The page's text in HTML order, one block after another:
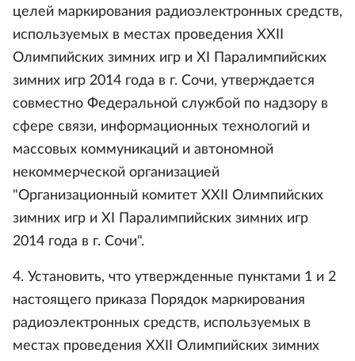
целей маркирования радиоэлектронных средств,
используемых в местах проведения XXII
Олимпийских зимних игр и XI Паралимпийских
зимних игр 2014 года в г. Сочи, утверждается
совместно Федеральной службой по надзору в
сфере связи, информационных технологий и
массовых коммуникаций и автономной
некоммерческой организацией
"Организационный комитет XXII Олимпийских
зимних игр и XI Паралимпийских зимних игр
2014 года в г. Сочи".
4. Установить, что утвержденные пунктами 1 и 2
настоящего приказа Порядок маркирования
радиоэлектронных средств, используемых в
местах проведения XXII Олимпийских зимних